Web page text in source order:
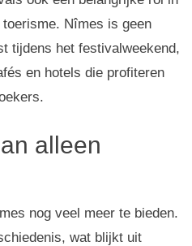
Nîmes is geen
tijdens het festivalweekend,
en hotels die profiteren
alleen
nog veel meer te bieden.
wat blijkt uit